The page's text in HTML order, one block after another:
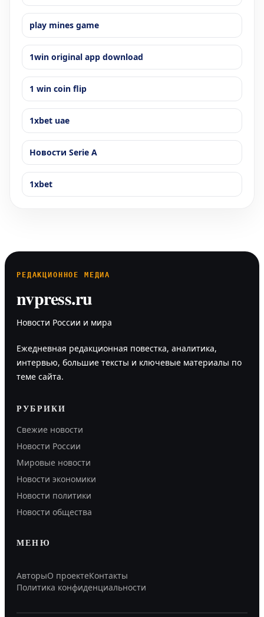
play mines game
1win original app download
1 win coin flip
1xbet uae
Новости Serie A
1xbet
РЕДАКЦИОННОЕ МЕДИА
nvpress.ru
Новости России и мира
Ежедневная редакционная повестка, аналитика,
интервью, большие тексты и ключевые материалы по
теме сайта.
РУБРИКИ
Свежие новости
Новости России
Мировые новости
Новости экономики
Новости политики
Новости общества
МЕНЮ
АвторыО проектеКонтакты
Политика конфиденциальности